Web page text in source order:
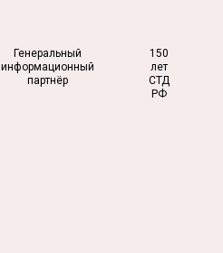
Генеральный
информационный
партнёр
150
лет
СТД
РФ